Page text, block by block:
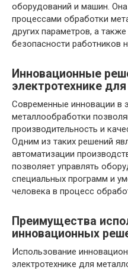
оборудований и машин. Она
процессами обработки
других параметров, а
безопасности работников
Инновационные
электротехнике
Современные инновации в
металлообработки
производительность и
Одним из таких решений
автоматизации
позволяет управлять
специальных программ и
человека в процесс
Преимущества
инновационных
Использование
электротехнике для